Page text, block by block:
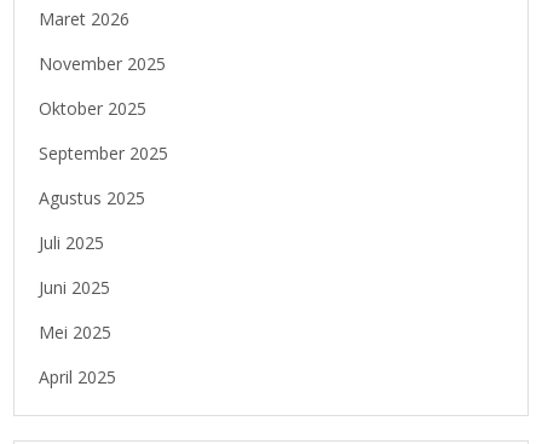
Maret 2026
November 2025
Oktober 2025
September 2025
Agustus 2025
Juli 2025
Juni 2025
Mei 2025
April 2025